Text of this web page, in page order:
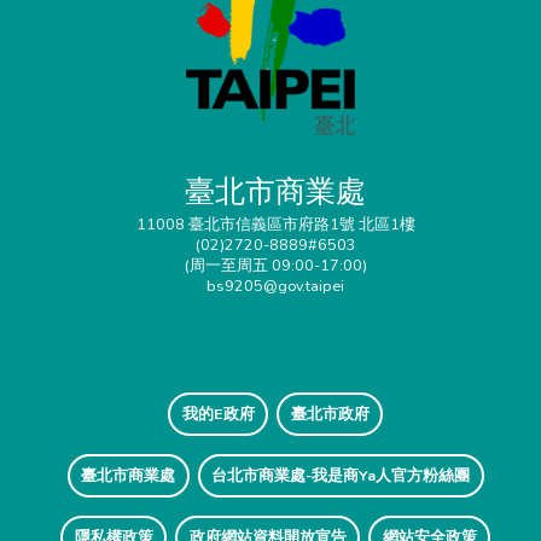
臺北市商業處
11008 臺北市信義區市府路1號 北區1樓
(02)2720-8889#6503
(周一至周五 09:00-17:00)
bs9205@gov.taipei
我的E政府 臺北市政府
臺北市商業處 台北市商業處-我是商Ya人官方粉絲團